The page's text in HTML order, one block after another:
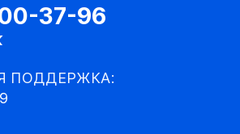
37-96
ПОДДЕРЖКА: